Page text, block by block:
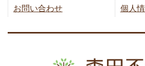
お問い合わせ
個人